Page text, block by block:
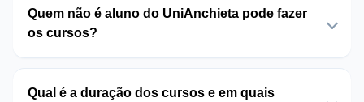
Quem não é aluno do UniAnchieta pode fazer
os cursos?
Qual é a duração dos cursos e em quais